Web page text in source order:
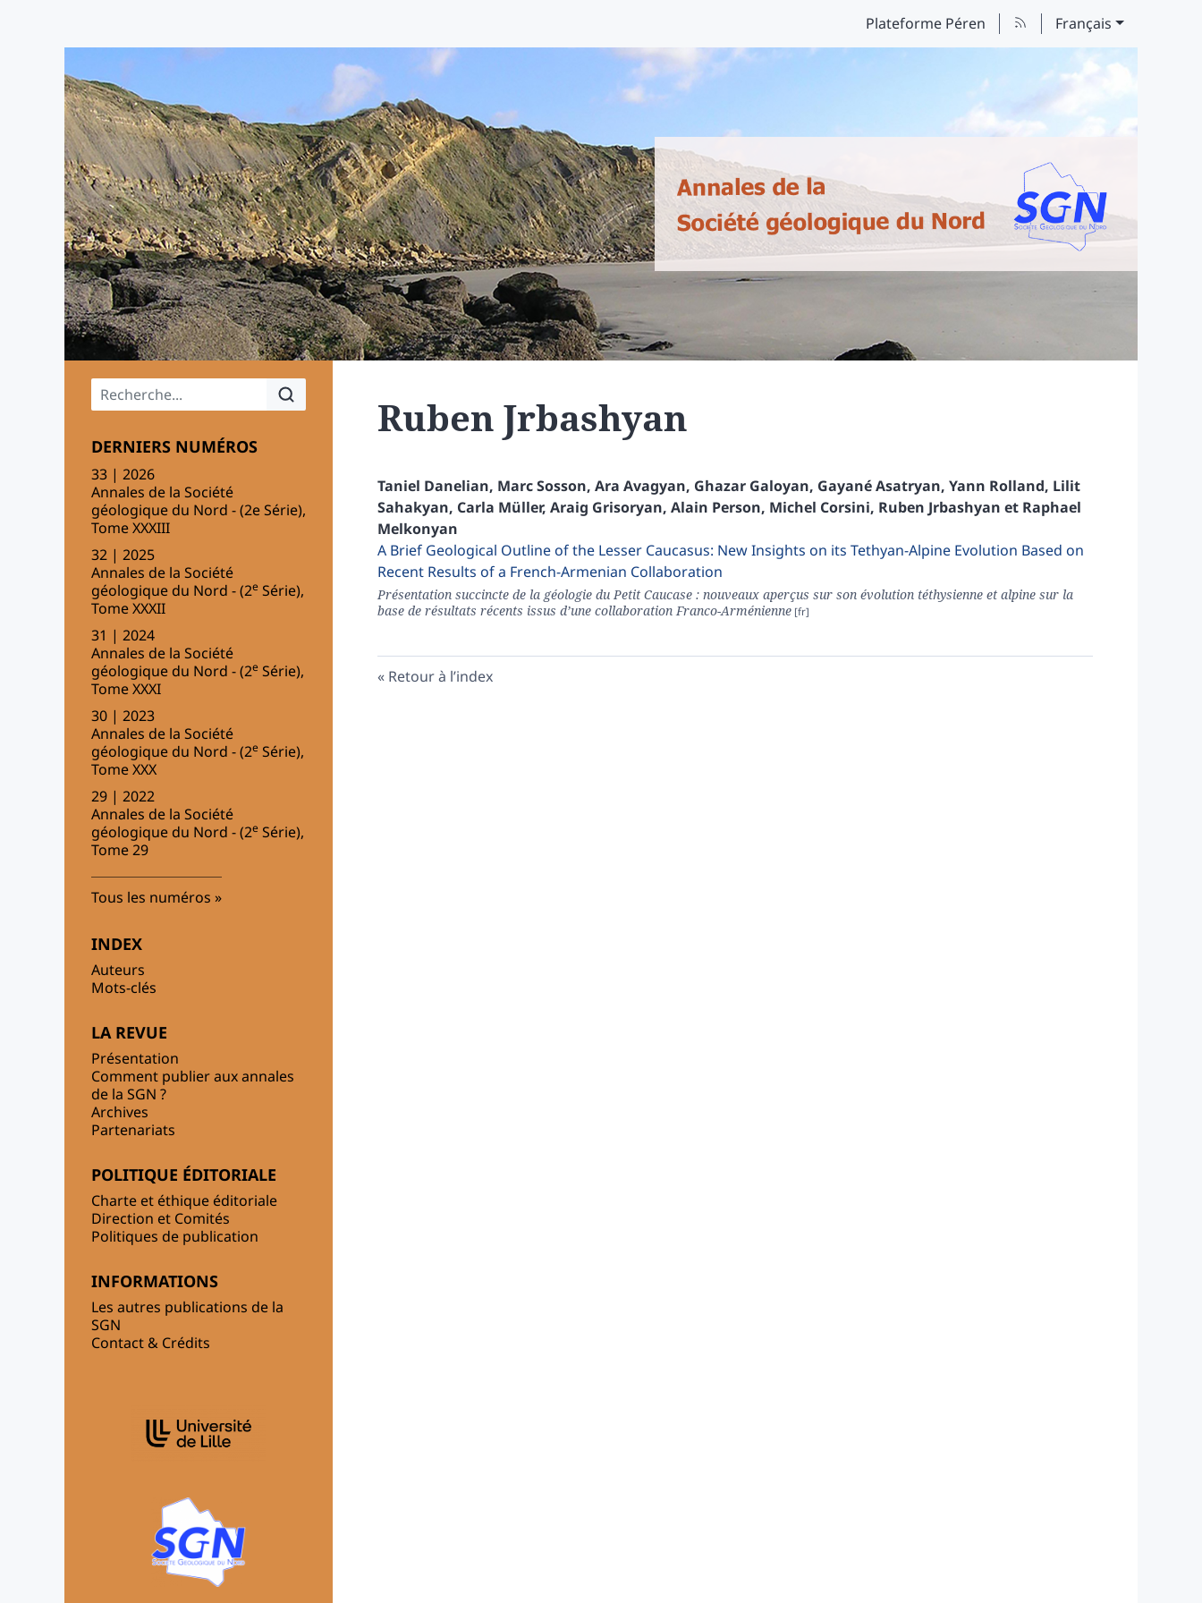
Plateforme Péren Français
Menu principal
DERNIERS NUMÉROS
33 | 2026
Annales de la Société
géologique du Nord - (2e Série),
Tome XXXIII
32 | 2025
Annales de la Société
géologique du Nord - (2e Série),
Tome XXXII
31 | 2024
Annales de la Société
géologique du Nord - (2e Série),
Tome XXXI
30 | 2023
Annales de la Société
géologique du Nord - (2e Série),
Tome XXX
29 | 2022
Annales de la Société
géologique du Nord - (2e Série),
Tome 29
Tous les numéros
INDEX
Auteurs
Mots-clés
LA REVUE
Présentation
Comment publier aux annales
de la SGN ?
Archives
Partenariats
POLITIQUE ÉDITORIALE
Charte et éthique éditoriale
Direction et Comités
Politiques de publication
INFORMATIONS
Les autres publications de la
SGN
Contact & Crédits
Ruben Jrbashyan
Taniel Danelian, MarcSosson, Ara Avagyan, Ghazar Galoyan, GayanéAsatryan, Yann Rolland, Lilit
Sahakyan, Carla Müller, Araig Grisoryan, Alain Person, Michel Corsini, Ruben Jrbashyan et Raphael
Melkonyan
A Brief Geological Outline of the Lesser Caucasus: New Insights on its Tethyan-Alpine Evolution Based on
Recent Results of a French-Armenian Collaboration
Présentation succincte de la géologie du Petit Caucase : nouveaux aperçus sur son évolution téthysienne et alpine sur la
base de résultats récents issus d’une collaboration Franco-Arménienne
Retour à l’index